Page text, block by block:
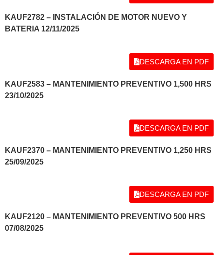
KAUF2782 – INSTALACIÓN DE MOTOR NUEVO Y
BATERIA 12/11/2025
DESCARGA EN PDF
KAUF2583 – MANTENIMIENTO PREVENTIVO 1,500 HRS
23/10/2025
DESCARGA EN PDF
KAUF2370 – MANTENIMIENTO PREVENTIVO 1,250 HRS
25/09/2025
DESCARGA EN PDF
KAUF2120 – MANTENIMIENTO PREVENTIVO 500 HRS
07/08/2025